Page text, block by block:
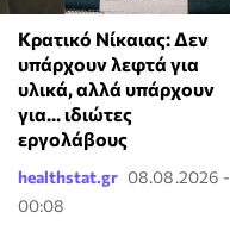
Κρατικό Νίκαιας: Δεν
υπάρχουν λεφτά για
υλικά, αλλά υπάρχουν
για... ιδιώτες
εργολάβους
healthstat.gr 08.08.2026 -
00:08